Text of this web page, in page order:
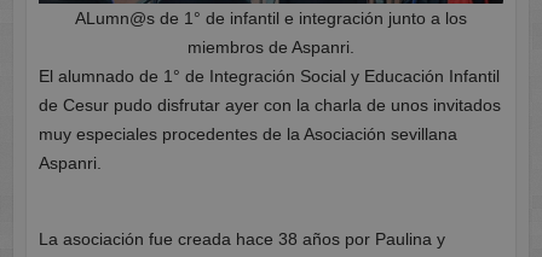
ALumn@s de 1° de infantil e integración junto a los
miembros de Aspanri.
El alumnado de 1° de Integración Social y Educación Infantil
de Cesur pudo disfrutar ayer con la charla de unos invitados
muy especiales procedentes de la Asociación sevillana
Aspanri.
La asociación fue creada hace 38 años por Paulina y